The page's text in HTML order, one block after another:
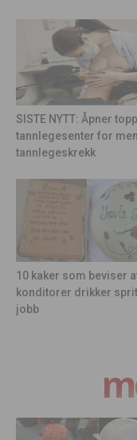
SISTE NYTT: Åpner
tannlegesenter for
tannlegeskrekk
10 kaker som beviser
konditorer drikker
jobb